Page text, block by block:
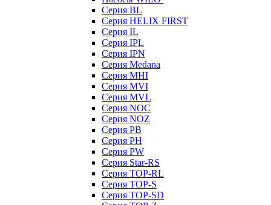
Серия BL
Серия HELIX FIRST
Серия IL
Серия IPL
Серия IPN
Серия Medana
Серия MHI
Серия MVI
Серия MVL
Серия NOC
Серия NOZ
Серия PB
Серия PH
Серия PW
Серия Star-RS
Серия TOP-RL
Серия TOP-S
Серия TOP-SD